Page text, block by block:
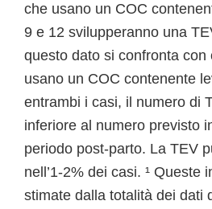
che usano un COC
9 e 12 svilupperanno una
questo dato si confronta con
usano un COC contenente
entrambi i casi, il numero di
inferiore al numero previsto
periodo post-parto. La TEV
nell’1-2% dei casi. ¹ Queste
stimate dalla totalità dei dati